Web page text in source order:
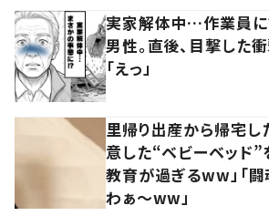
実家解体中…作業員に
男性。直後、目撃した
「えっ」
里帰り出産から帰宅
意した“ベビーベッド
教育が過ぎるww」「
わぁ～ww」